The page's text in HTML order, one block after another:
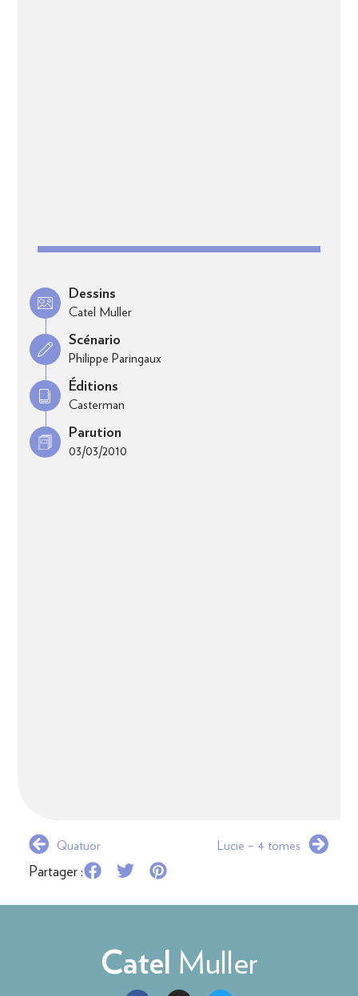
Dessins
Catel Muller
Scénario
Philippe Paringaux
Éditions
Casterman
Parution
03/03/2010
Quatuor Lucie – 4 tomes
Partager :
Catel Muller